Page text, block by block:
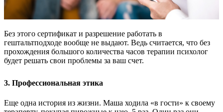
Без этого сертификат и разрешение работать в
гештальтподходе вообще не выдают. Ведь считается, что без
прохождения большого количества часов терапии психолог
будет решать свои проблемы за ваш счет.
3. Профессиональная этика
Еще одна история из жизни. Маша ходила «в гости» к своему